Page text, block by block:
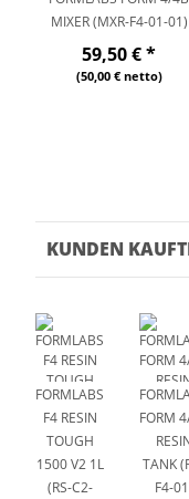
MIXER (MXR-F4-01-01)
59,50 €*
(50,00 € netto)
KUNDEN
FORMLABS
F4 RESIN
TOUGH
1500 V2 1L
(RS-C2-
FORM
TANK
F4-